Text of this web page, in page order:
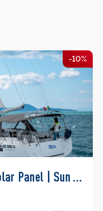
-10%
Mila - Water maker, Solar Panel | Sun Odyssey 490